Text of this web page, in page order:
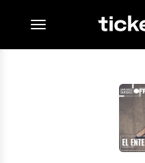
desplegar navegación